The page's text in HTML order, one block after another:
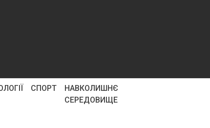
СПОРТ
НАВКОЛИШНЄ
СЕРЕДОВИЩЕ